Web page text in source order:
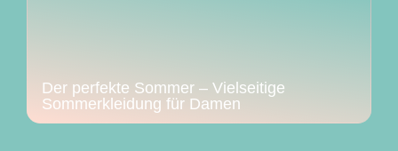
Der perfekte Sommer – Vielseitige
Sommerkleidung für Damen